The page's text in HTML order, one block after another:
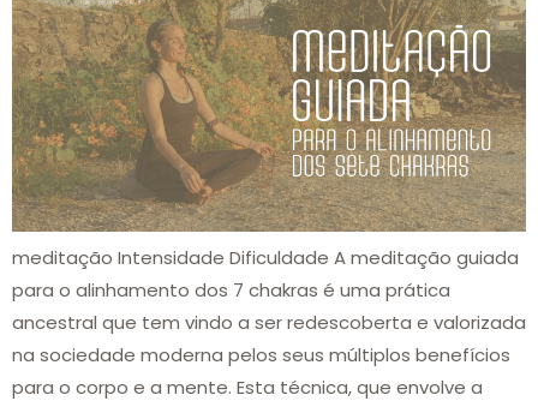
meditação Intensidade Dificuldade A meditação guiada
para o alinhamento dos 7 chakras é uma prática
ancestral que tem vindo a ser redescoberta e valorizada
na sociedade moderna pelos seus múltiplos benefícios
para o corpo e a mente. Esta técnica, que envolve a